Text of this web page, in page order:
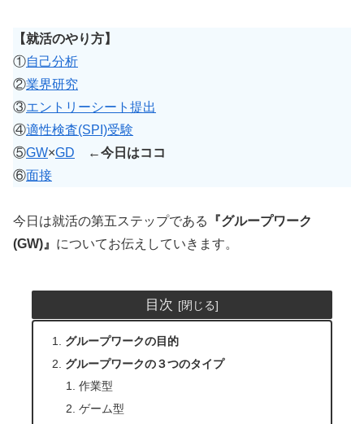
【就活のやり方】
①自己分析
②業界研究
③エントリーシート提出
④適性検査(SPI)受験
⑤GW×GD
←今日はココ
⑥面接
今日は就活の第五ステップである
『グループワーク
(GW)』 についてお伝えしていきます。
目次
グループワークの目的
グループワークの３つのタイプ
作業型
ゲーム型